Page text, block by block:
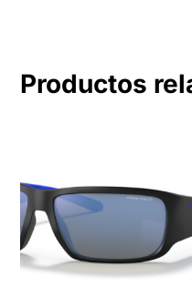
Productos